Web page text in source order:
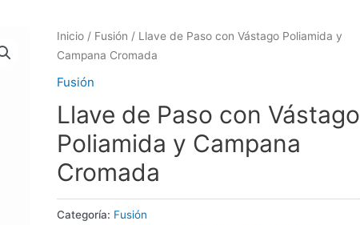
Inicio/ Fusión / Llave de Paso con Vástago Poliamida y
Campana Cromada
Fusión
Llave de Paso con Vástago
Poliamida y Campana
Cromada
Categoría: Fusión